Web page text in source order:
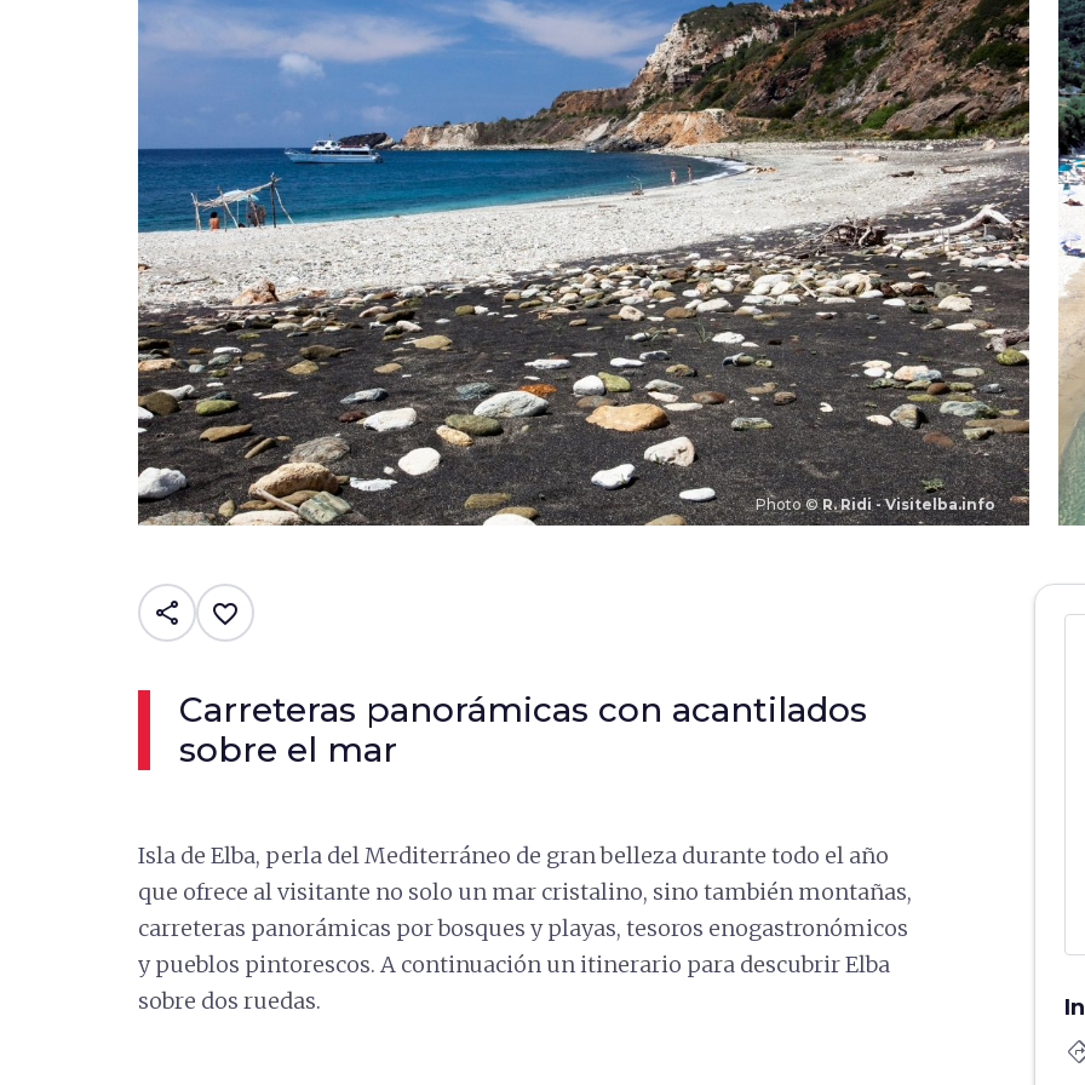
Photo ©R. Ridi - Visitelba.info
share favorite_border
Carreteras panorámicas con acantilados
sobre el mar
Isla de Elba, perla del Mediterráneo de gran belleza durante todo el año
que ofrece al visitante no solo un mar cristalino, sino también montañas,
carreteras panorámicas por bosques y playas, tesoros enogastronómicos
y pueblos pintorescos. A continuación un itinerario para descubrir Elba
sobre dos ruedas.